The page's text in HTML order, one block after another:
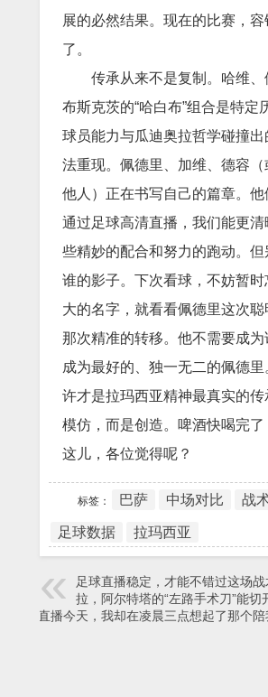
展的必然结果。现在的比赛，
了。
传承从来不是复制。哈维、
布斯克茨的“哈白布”组合是特定
球员能力与瓜迪奥拉哲学碰撞
法重现。佩德里、加维、德容
他人）正在书写自己的篇章。他
通过足球高清直播，我们能更清
些精妙的配合和努力的跑动。
谁的影子。下次看球，不妨暂
大的名字，就看看佩德里这次聪
那次精准的转移。他不需要成为
成为最好的、独一无二的佩德
许才是拉玛西亚精神最真实的
模仿，而是创造。啤酒快喝完了
这儿，各位觉得呢？
标签： 巴萨 中场对比 战
足球数据 拉玛西亚
足球直播稳定，才能不错过这场战
拉，阿尔特塔的“左路手术刀”能切
足球直播今天，我却在凌晨三点想起了那个